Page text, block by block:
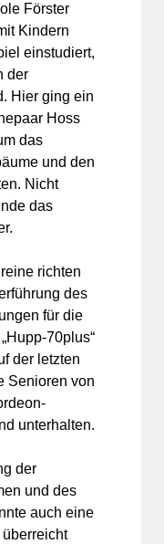
Förster
Kindern
einstudiert,
der
Hier ging ein
Hoss
das
und den
Nicht
das
richten
des
für die
70plus“
der letzten
Senioren von
unterhalten.
der
und des
auch eine